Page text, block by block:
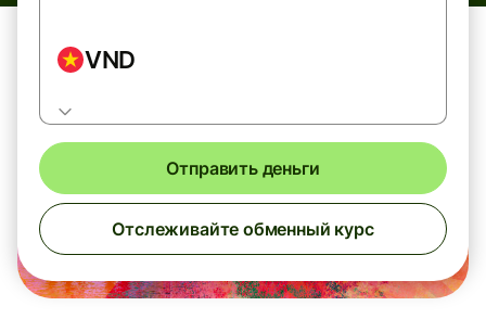
VND
Отправить деньги
Отслеживайте обменный курс